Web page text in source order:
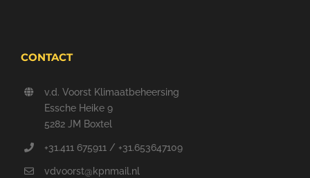
CONTACT
v.d. Voorst Klimaatbeheersing
Essche Heike 9
5282 JM Boxtel
+31.411 675911 / +31.653647109
vdvoorst@kpnmail.nl